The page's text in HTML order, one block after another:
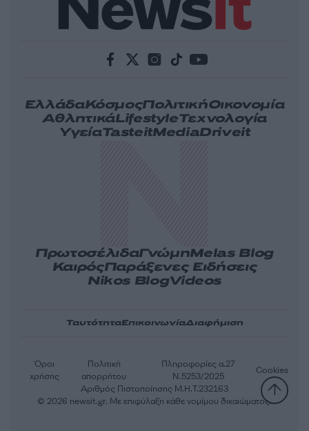
ΕλλάδαΚόσμοςΠολιτικήΟικονομία
ΑθλητικάLifestyleΤεχνολογία
ΥγείαTasteitMediaDriveit
ΠρωτοσέλιδαΓνώμηMelas Blog
ΚαιρόςΠαράξενες Ειδήσεις
Nikos BlogVideos
ΤαυτότηταΕπικοινωνίαΔιαφήμιση
Αριθμός Πιστοποίησης Μ.Η.Τ.232163
Όροι
χρήσης
Πολιτική
απορρήτου
Πληροφορίες α.27
Ν.5253/2025
Cookies
© 2026 newsit.gr. Με επιφύλαξη κάθε νομίμου δικαιώματος.